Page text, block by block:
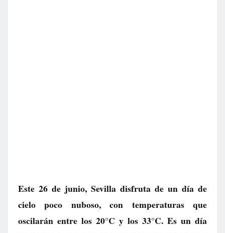
Este 26 de junio, Sevilla disfruta de un día de
cielo poco nuboso, con temperaturas que
oscilarán entre los 20°C y los 33°C. Es un día